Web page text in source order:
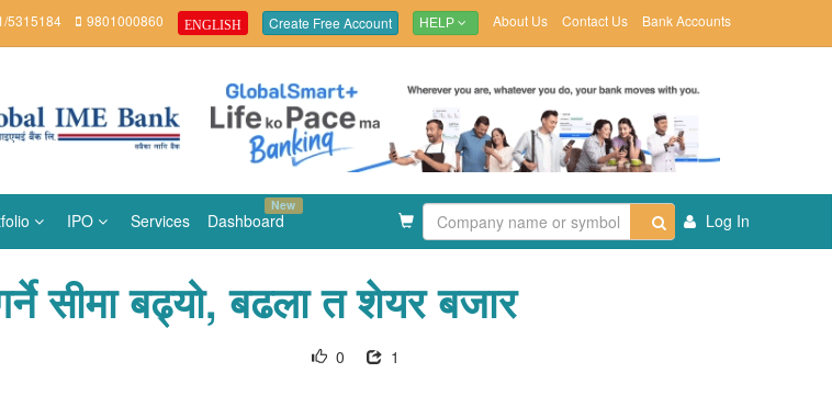
5315184 9801000860 ENGLISH Create Free Account HELP About Us Contact Us Bank Accounts
IPO Services Dashboard
New
Log In
सीमा बढ्यो, बढला त शेयर बजार
1
0